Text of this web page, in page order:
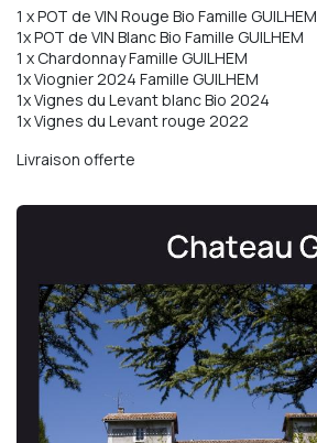
1 x POT de VIN Rouge Bio Famille GUILHEM
1x POT de VIN Blanc Bio Famille GUILHEM
1 x Chardonnay Famille GUILHEM
1x Viognier 2024 Famille GUILHEM
1x Vignes du Levant blanc Bio 2024
1x Vignes du Levant rouge 2022
Livraison offerte